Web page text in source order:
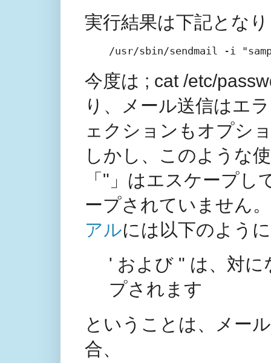
実行結果は下記とな
/usr/sbin/sendmail -i
今度は ; cat /etc/
り、メール送信はエ
ェクションもオプシ
しかし、このような
「"」はエスケープ
ープされていません
アルには以下のよう
' および " は、対
プされます
ということは、メー
合、